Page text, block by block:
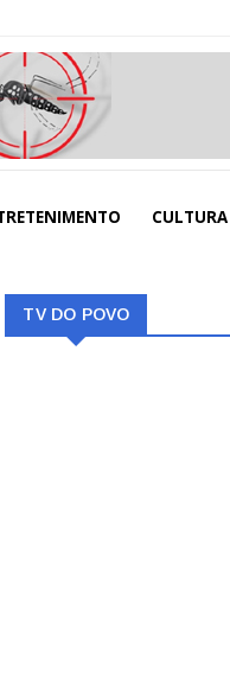
CULTURA
TV DO POVO